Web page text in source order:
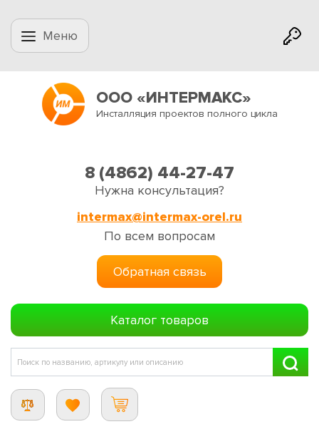
Меню
ООО «ИНТЕРМАКС»
Инсталляция проектов полного цикла
8 (4862) 44-27-47
Нужна консультация?
intermax@intermax-orel.ru
По всем вопросам
Обратная связь
Каталог товаров